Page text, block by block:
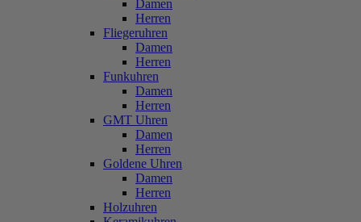
Damen
Herren
Fliegeruhren
Damen
Herren
Funkuhren
Damen
Herren
GMT Uhren
Damen
Herren
Goldene Uhren
Damen
Herren
Holzuhren